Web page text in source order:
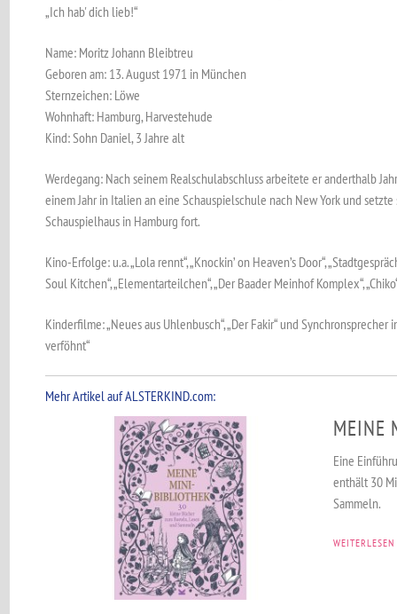
„Ich hab' dich lieb!“
Name: Moritz Johann Bleibtreu
Geboren am: 13. August 1971 in München
Sternzeichen: Löwe
Wohnhaft: Hamburg, Harvestehude
Kind: Sohn Daniel, 3 Jahre alt
Werdegang: Nach seinem Realschulabschluss arbeitete er anderthalb
einem Jahr in Italien an eine Schauspielschule nach New York und
Schauspielhaus in Hamburg fort.
Kino-Erfolge: u.a. „Lola rennt“, „Knockin’ on Heaven’s Door“,
Soul Kitchen“, „Elementarteilchen“, „Der Baader Meinhof Komplex“,
Kinderfilme: „Neues aus Uhlenbusch“, „Der Fakir“ und Synchronsprecher
verföhnt“
Mehr Artikel auf ALSTERKIND.com:
MEINE
Eine
enthält 30
Sammeln.
WEITERLESEN